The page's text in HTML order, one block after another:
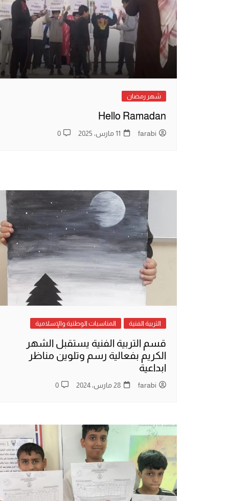
المواد الإثرائية
قسم التربية
المكتب
قسم التصميم
قسم التربية الخاصة
كشافة الفارابي
لجنة النظافة
لجنة الزراعة
شهر رمضان
Hello Ramadan
farabi 11 مارس، 2025 0
التربية الفنية المناسبات الوطنية والإسلامية
قسم التربية الفنية يستقبل الشهر
الكريم بفعالية رسم وتلوين مناظر
ابداعية
farabi 28 مارس، 2024 0